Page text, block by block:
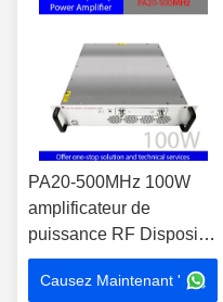
dans la bande UV 20-
512MHz
PA20-500MHz 100W
amplificateur de
puissance RF Dispositif
à haute intégration pour
les tests EMC et
Causez Maintenant '